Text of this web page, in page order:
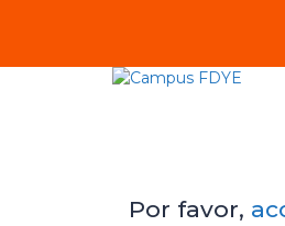
Por favor,